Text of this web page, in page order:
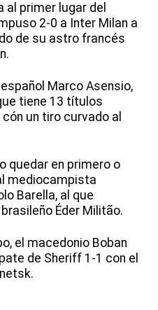
al primer lugar del
2-0 a Inter Milan a
de su astro francés
Marco Asensio,
tiene 13 títulos
un tiro curvado al
quedar en primero o
mediocampista
Barella, al que
Éder Militão.
el macedonio Boban
de Sheriff 1-1 con el